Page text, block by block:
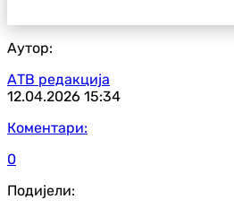
Аутор:
АТВ редакција
12.04.2026 15:34
Коментари:
0
Подијели: